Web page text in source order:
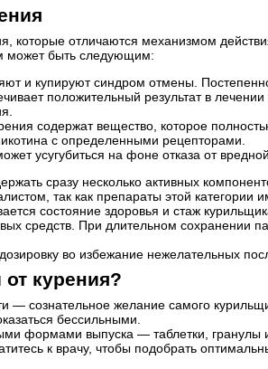
которые отличаются механизмом
может быть следующим:
и купируют синдром отмены.
положительный результат в лечении
содержат вещество, которое
с определенными рецепторами.
усугубиться на фоне отказа от
сразу несколько активных
так как препараты этой категории
состояние здоровья и стаж
средств. При длительном сохранении
во избежание нежелательных
курения?
— сознательное желание самого
бессильными.
формами выпуска — таблетки, гранулы
к врачу, чтобы подобрать